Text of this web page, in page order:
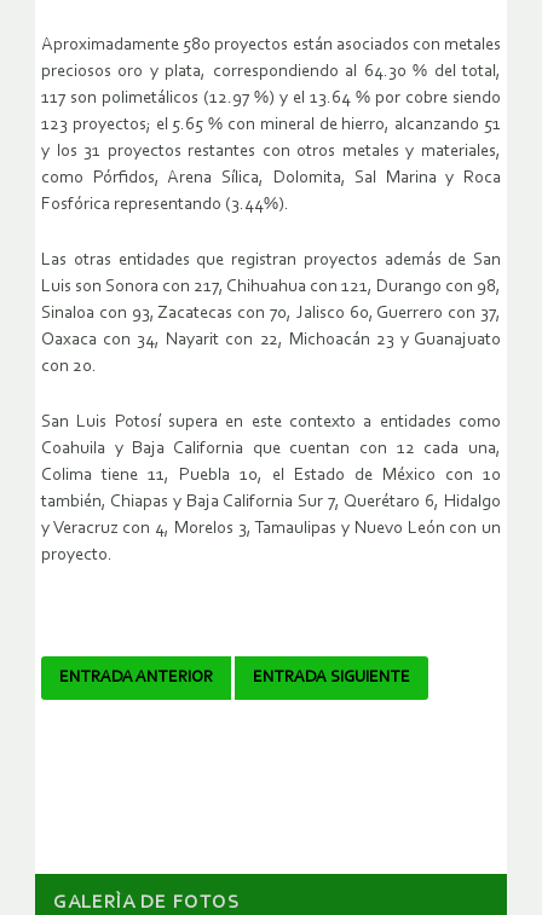
Aproximadamente 580 proyectos están asociados con metales
preciosos oro y plata, correspondiendo al 64.30 % del total,
117 son polimetálicos (12.97 %) y el 13.64 % por cobre siendo
123 proyectos; el 5.65 % con mineral de hierro, alcanzando 51
y los 31 proyectos restantes con otros metales y materiales,
como Pórfidos, Arena Sílica, Dolomita, Sal Marina y Roca
Fosfórica representando (3.44%).
Las otras entidades que registran proyectos además de San
Luis son Sonora con 217, Chihuahua con 121, Durango con 98,
Sinaloa con 93, Zacatecas con 70, Jalisco 60, Guerrero con 37,
Oaxaca con 34, Nayarit con 22, Michoacán 23 y Guanajuato
con 20.
San Luis Potosí supera en este contexto a entidades como
Coahuila y Baja California que cuentan con 12 cada una,
Colima tiene 11, Puebla 10, el Estado de México con 10
también, Chiapas y Baja California Sur 7, Querétaro 6, Hidalgo
y Veracruz con 4, Morelos 3, Tamaulipas y Nuevo León con un
proyecto.
Navegador
ENTRADA ANTERIOR ENTRADA SIGUIENTE
GALERÌA DE FOTOS